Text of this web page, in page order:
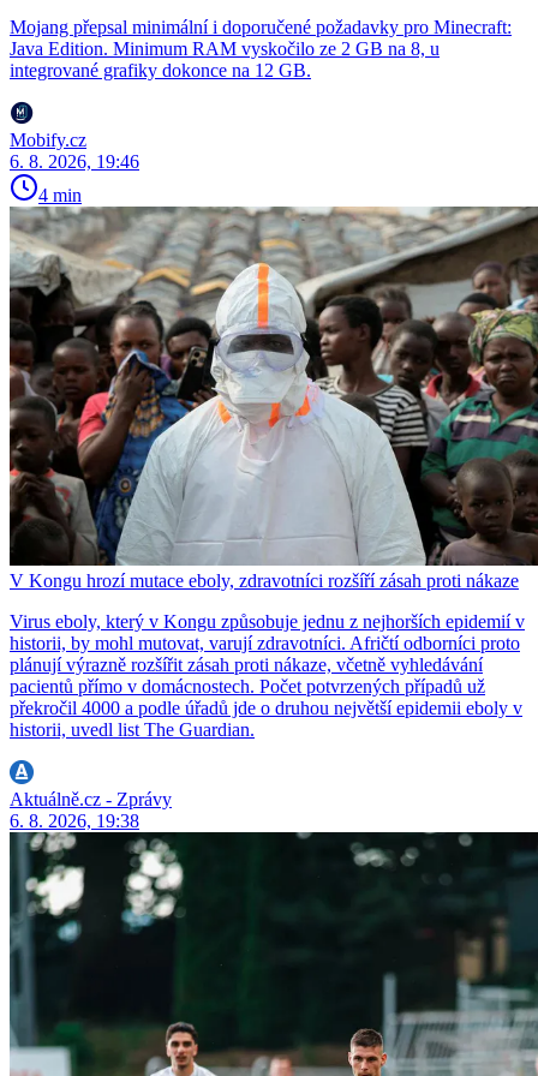
Mojang přepsal minimální i doporučené požadavky pro Minecraft:
Java Edition. Minimum RAM vyskočilo ze 2 GB na 8, u
integrované grafiky dokonce na 12 GB.
Mobify.cz
6. 8. 2026, 19:46
4 min
V Kongu hrozí mutace eboly, zdravotníci rozšíří zásah proti nákaze
Virus eboly, který v Kongu způsobuje jednu z nejhorších epidemií v
historii, by mohl mutovat, varují zdravotníci. Afričtí odborníci proto
plánují výrazně rozšířit zásah proti nákaze, včetně vyhledávání
pacientů přímo v domácnostech. Počet potvrzených případů už
překročil 4000 a podle úřadů jde o druhou největší epidemii eboly v
historii, uvedl list The Guardian.
Aktuálně.cz - Zprávy
6. 8. 2026, 19:38